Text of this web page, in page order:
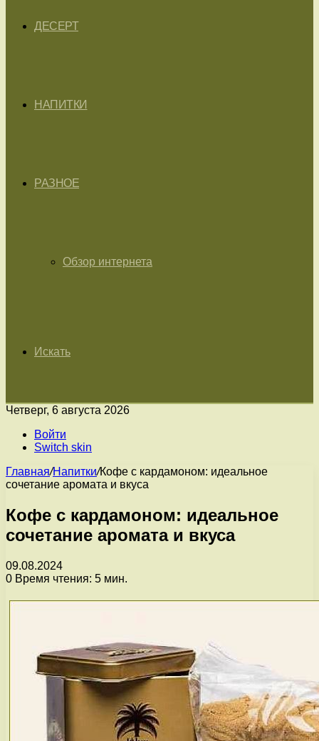
ДЕСЕРТ
НАПИТКИ
РАЗНОЕ
Обзор интернета
Искать
Четверг, 6 августа 2026
Войти
Switch skin
Главная/Напитки/Кофе с кардамоном: идеальное
сочетание аромата и вкуса
Кофе с кардамоном: идеальное
сочетание аромата и вкуса
09.08.2024
0 Время чтения: 5 мин.